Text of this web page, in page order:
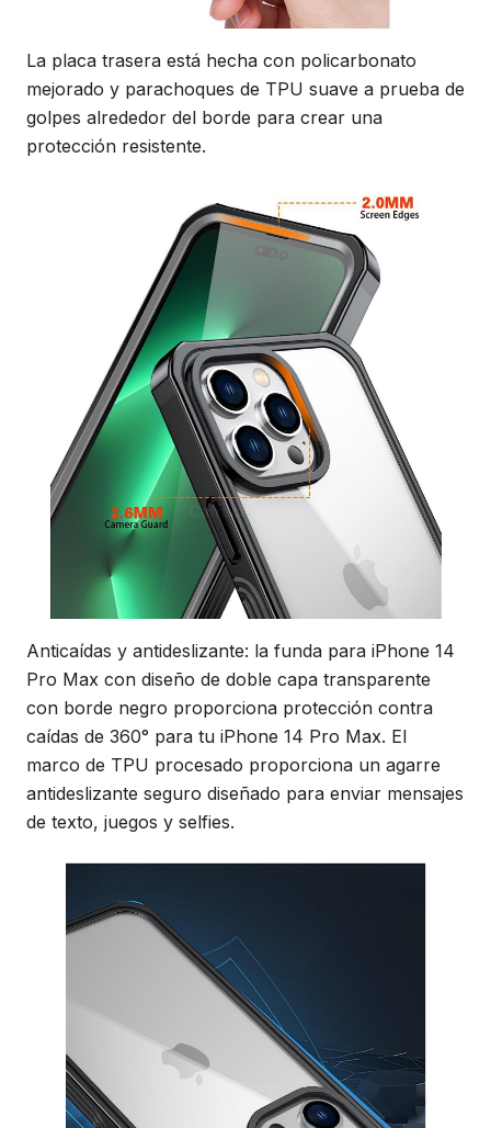
La placa trasera está hecha con policarbonato
mejorado y parachoques de TPU suave a prueba de
golpes alrededor del borde para crear una
protección resistente.
Anticaídas y antideslizante: la funda para iPhone 14
Pro Max con diseño de doble capa transparente
con borde negro proporciona protección contra
caídas de 360° para tu iPhone 14 Pro Max. El
marco de TPU procesado proporciona un agarre
antideslizante seguro diseñado para enviar mensajes
de texto, juegos y selfies.